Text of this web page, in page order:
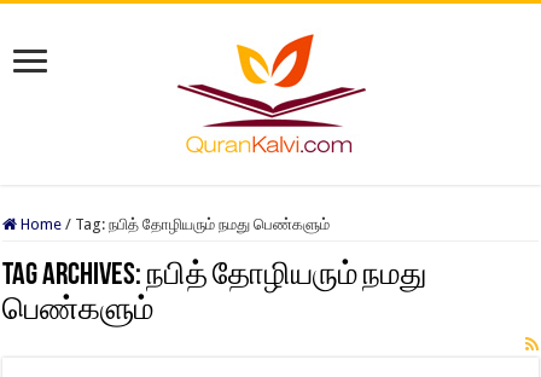
Home / Tag:நபித் தோழியரும் நமது பெண்களும்
Tag Archives: நபித் தோழியரும் நமது
பெண்களும்